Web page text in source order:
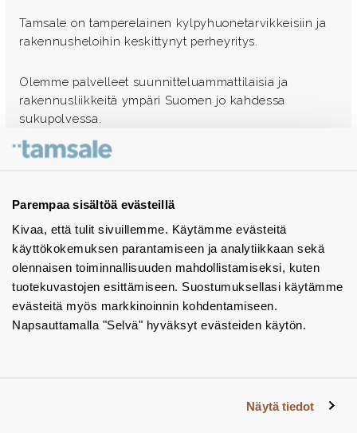
Parempaa sisältöä evästeillä
Kivaa, että tulit sivuillemme. Käytämme evästeitä
käyttökokemuksen parantamiseen ja analytiikkaan sekä
olennaisen toiminnallisuuden mahdollistamiseksi, kuten
tuotekuvastojen esittämiseen. Suostumuksellasi käytämme
evästeitä myös markkinoinnin kohdentamiseen.
Napsauttamalla "Selvä" hyväksyt evästeiden käytön.
Näytä tiedot
Tamsale on tamperelainen kylpyhuonetarvikkeisiin ja
rakennusheloihin keskittynyt perheyritys.
Olemme palvelleet suunnitteluammattilaisia ja
rakennusliikkeitä ympäri Suomen jo kahdessa
sukupolvessa.
Ota yhteyttä - autamme mielellämme
Tuotekuvastot
Instagram
BIM-objektit
Yhteystiedot
Tiedotteet